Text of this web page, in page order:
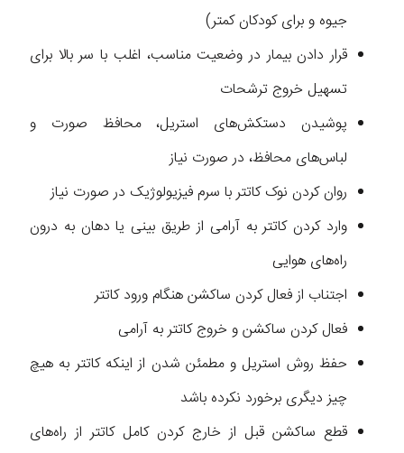
جیوه و برای کودکان کمتر)
قرار دادن بیمار در وضعیت مناسب، اغلب با سر بالا برای
تسهیل خروج ترشحات
پوشیدن دستکش‌های استریل، محافظ صورت و
لباس‌های محافظ، در صورت نیاز
روان کردن نوک کاتتر با سرم فیزیولوژیک در صورت نیاز
وارد کردن کاتتر به آرامی از طریق بینی یا دهان به درون
راه‌های هوایی
اجتناب از فعال کردن ساکشن هنگام ورود کاتتر
فعال کردن ساکشن و خروج کاتتر به آرامی
حفظ روش استریل و مطمئن شدن از اینکه کاتتر به هیچ
چیز دیگری برخورد نکرده باشد
قطع ساکشن قبل از خارج کردن کامل کاتتر از راه‌های